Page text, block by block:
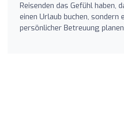
Reisenden das Gefühl haben,
einen Urlaub buchen, sondern
persönlicher Betreuung